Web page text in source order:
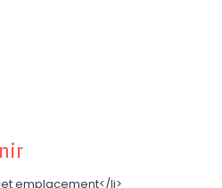
emplacement</li>